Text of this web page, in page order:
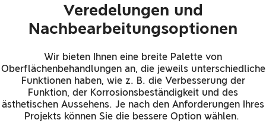
Veredelungen und
Nachbearbeitungsoptionen
Wir bieten Ihnen eine breite Palette von
Oberflächenbehandlungen an, die jeweils unterschiedliche
Funktionen haben, wie z. B. die Verbesserung der
Funktion, der Korrosionsbeständigkeit und des
ästhetischen Aussehens. Je nach den Anforderungen Ihres
Projekts können Sie die bessere Option wählen.